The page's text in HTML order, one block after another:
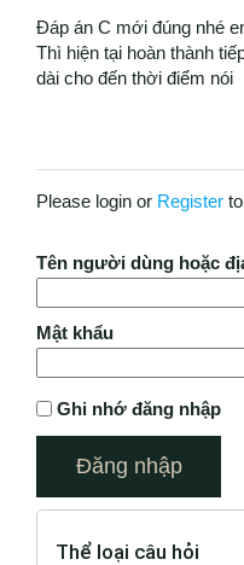
Đáp án C mới đúng nhé
Thì hiện tại hoàn thành
dài cho đến thời điểm nói
Please login or Register
Tên người dùng hoặc
Mật khẩu
Ghi nhớ đăng nhập
Thể loại câu hỏi